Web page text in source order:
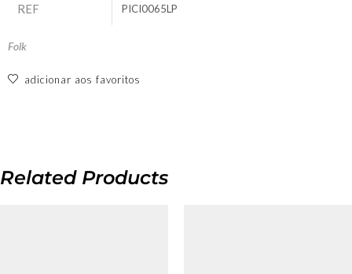
REF PICI0065LP
Folk
adicionar aos favoritos
Related Products